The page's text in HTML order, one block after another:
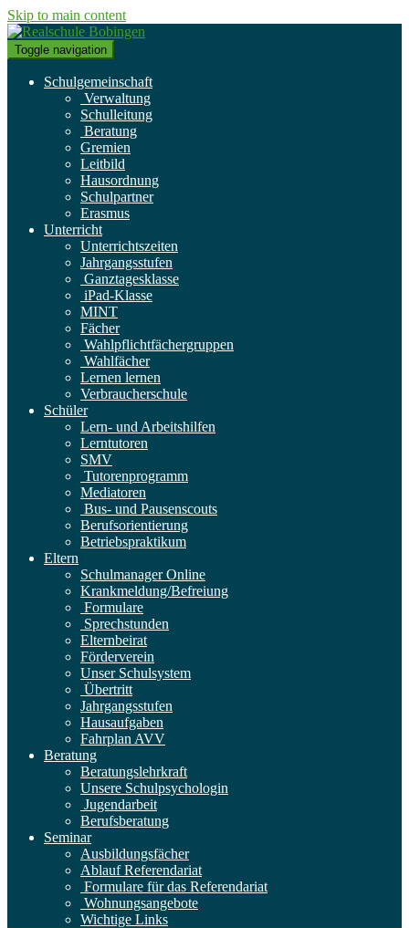
Skip to main content
Toggle navigation
Schulgemeinschaft
Verwaltung
Schulleitung
Beratung
Gremien
Leitbild
Hausordnung
Schulpartner
Erasmus
Unterricht
Unterrichtszeiten
Jahrgangsstufen
Ganztagesklasse
iPad-Klasse
MINT
Fächer
Wahlpflichtfächergruppen
Wahlfächer
Lernen lernen
Verbraucherschule
Schüler
Lern- und Arbeitshilfen
Lerntutoren
SMV
Tutorenprogramm
Mediatoren
Bus- und Pausenscouts
Berufsorientierung
Betriebspraktikum
Eltern
Schulmanager Online
Krankmeldung/Befreiung
Formulare
Sprechstunden
Elternbeirat
Förderverein
Unser Schulsystem
Übertritt
Jahrgangsstufen
Hausaufgaben
Fahrplan AVV
Beratung
Beratungslehrkraft
Unsere Schulpsychologin
Jugendarbeit
Berufsberatung
Seminar
Ausbildungsfächer
Ablauf Referendariat
Formulare für das Referendariat
Wohnungsangebote
Wichtige Links